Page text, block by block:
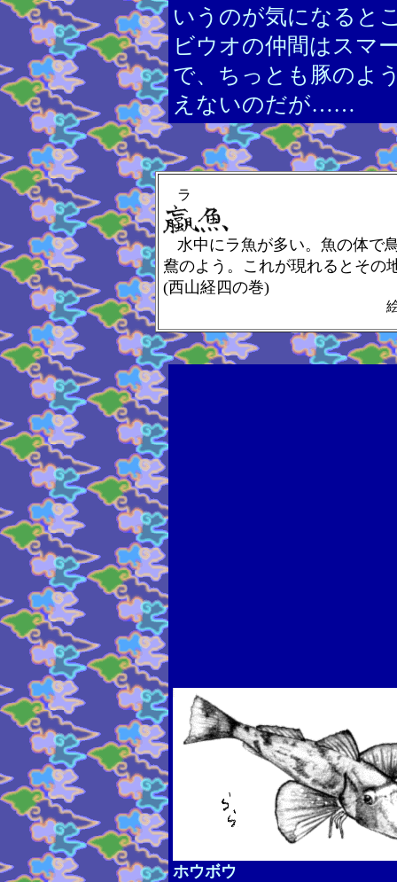
いうのが気になると
ビウオの仲間はスマ
で、ちっとも豚のよ
えないのだが……
ラ
水中にラ魚が多い。魚の体で
鴦のよう。これが現れるとその
(西山経四の巻)
ホウボウ